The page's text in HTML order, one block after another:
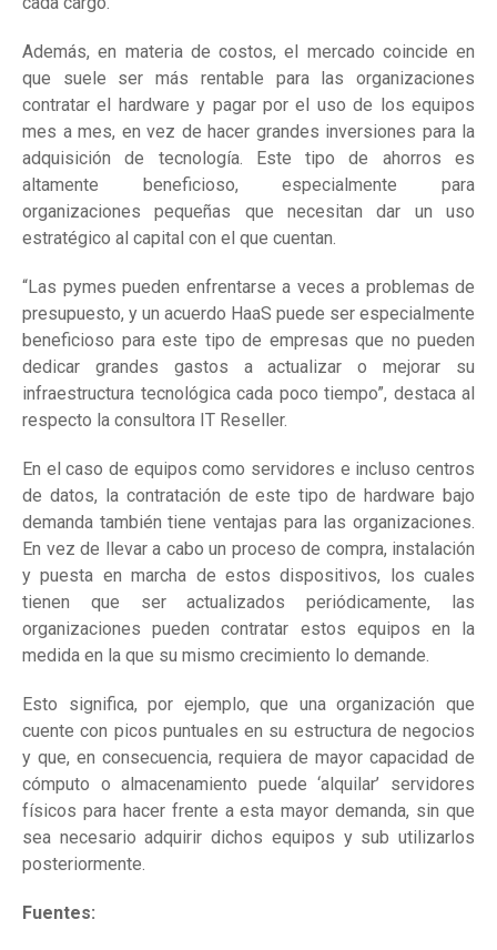
Además, en materia de costos, el mercado coincide en
que suele ser más rentable para las organizaciones
contratar el hardware y pagar por el uso de los equipos
mes a mes, en vez de hacer grandes inversiones para la
adquisición de tecnología. Este tipo de ahorros es
altamente beneficioso, especialmente para
organizaciones pequeñas que necesitan dar un uso
estratégico al capital con el que cuentan.
“Las pymes pueden enfrentarse a veces a problemas de
presupuesto, y un acuerdo HaaS puede ser especialmente
beneficioso para este tipo de empresas que no pueden
dedicar grandes gastos a actualizar o mejorar su
infraestructura tecnológica cada poco tiempo”, destaca al
respecto la consultora IT Reseller.
En el caso de equipos como servidores e incluso centros
de datos, la contratación de este tipo de hardware bajo
demanda también tiene ventajas para las organizaciones.
En vez de llevar a cabo un proceso de compra, instalación
y puesta en marcha de estos dispositivos, los cuales
tienen que ser actualizados periódicamente, las
organizaciones pueden contratar estos equipos en la
medida en la que su mismo crecimiento lo demande.
Esto significa, por ejemplo, que una organización que
cuente con picos puntuales en su estructura de negocios
y que, en consecuencia, requiera de mayor capacidad de
cómputo o almacenamiento puede ‘alquilar’ servidores
físicos para hacer frente a esta mayor demanda, sin que
sea necesario adquirir dichos equipos y sub utilizarlos
posteriormente.
Fuentes: